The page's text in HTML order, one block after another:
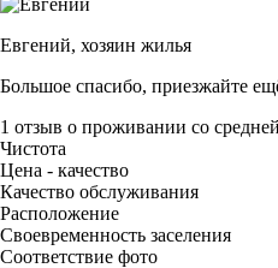
Евгений, хозяин жилья
Большое спасибо, приезжайте
1 отзыв о проживании со
Чистота
Цена - качество
Качество обслуживания
Расположение
Своевременность заселения
Соответствие фото